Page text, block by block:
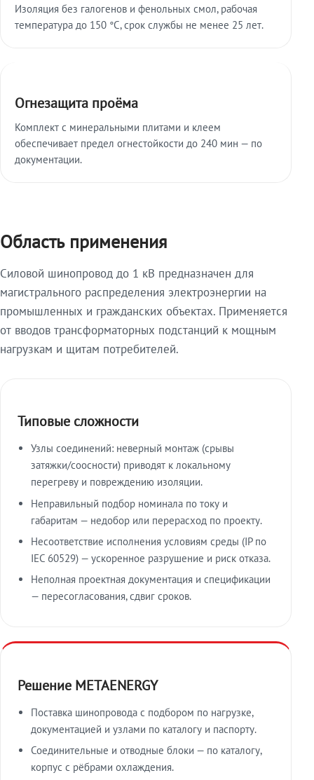
Изоляция без галогенов и фенольных смол, рабочая
температура до 150 °C, срок службы не менее 25 лет.
Огнезащита проёма
Комплект с минеральными плитами и клеем
обеспечивает предел огнестойкости до 240 мин — по
документации.
Область применения
Силовой шинопровод до 1 кВ предназначен для
магистрального распределения электроэнергии на
промышленных и гражданских объектах. Применяется
от вводов трансформаторных подстанций к мощным
нагрузкам и щитам потребителей.
Типовые сложности
Узлы соединений: неверный монтаж (срывы
затяжки/соосности) приводят к локальному
перегреву и повреждению изоляции.
Неправильный подбор номинала по току и
габаритам — недобор или перерасход по проекту.
Несоответствие исполнения условиям среды (IP по
IEC 60529) — ускоренное разрушение и риск отказа.
Неполная проектная документация и спецификации
— пересогласования, сдвиг сроков.
Решение METAENERGY
Поставка шинопровода с подбором по нагрузке,
документацией и узлами по каталогу и паспорту.
Соединительные и отводные блоки — по каталогу,
корпус с рёбрами охлаждения.